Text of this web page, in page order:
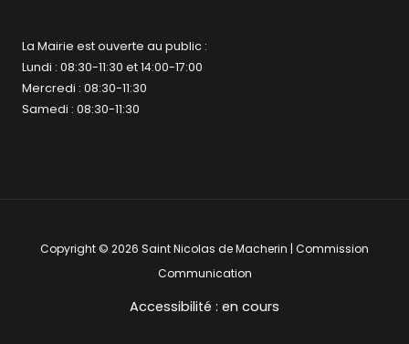
La Mairie est ouverte au public :
Lundi : 08:30-11:30 et 14:00-17:00
Mercredi : 08:30-11:30
Samedi : 08:30-11:30
Copyright © 2026 Saint Nicolas de Macherin | Commission
Communication
Accessibilité : en cours